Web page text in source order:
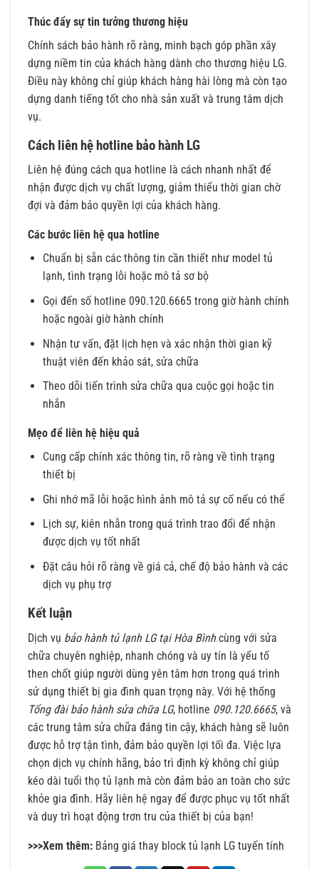
Thúc đẩy sự tin tưởng thương hiệu
Chính sách bảo hành rõ ràng, minh bạch góp phần xây
dựng niềm tin của khách hàng dành cho thương hiệu LG.
Điều này không chỉ giúp khách hàng hài lòng mà còn tạo
dựng danh tiếng tốt cho nhà sản xuất và trung tâm dịch
vụ.
Cách liên hệ hotline bảo hành LG
Liên hệ đúng cách qua hotline là cách nhanh nhất để
nhận được dịch vụ chất lượng, giảm thiểu thời gian chờ
đợi và đảm bảo quyền lợi của khách hàng.
Các bước liên hệ qua hotline
Chuẩn bị sẵn các thông tin cần thiết như model tủ
lạnh, tình trạng lỗi hoặc mô tả sơ bộ
Gọi đến số hotline 090.120.6665 trong giờ hành chính
hoặc ngoài giờ hành chính
Nhận tư vấn, đặt lịch hẹn và xác nhận thời gian kỹ
thuật viên đến khảo sát, sửa chữa
Theo dõi tiến trình sửa chữa qua cuộc gọi hoặc tin
nhắn
Mẹo để liên hệ hiệu quả
Cung cấp chính xác thông tin, rõ ràng về tình trạng
thiết bị
Ghi nhớ mã lỗi hoặc hình ảnh mô tả sự cố nếu có thể
Lịch sự, kiên nhẫn trong quá trình trao đổi để nhận
được dịch vụ tốt nhất
Đặt câu hỏi rõ ràng về giá cả, chế độ bảo hành và các
dịch vụ phụ trợ
Kết luận
Dịch vụ bảo hành tủ lạnh LG tại Hòa Bìnhcùng với sửa
chữa chuyên nghiệp, nhanh chóng và uy tín là yếu tố
then chốt giúp người dùng yên tâm hơn trong quá trình
sử dụng thiết bị gia đình quan trọng này. Với hệ thống
Tổng đài bảo hành sửa chữa LG, hotline 090.120.6665, và
các trung tâm sửa chữa đáng tin cậy, khách hàng sẽ luôn
được hỗ trợ tận tình, đảm bảo quyền lợi tối đa. Việc lựa
chọn dịch vụ chính hãng, bảo trì định kỳ không chỉ giúp
kéo dài tuổi thọ tủ lạnh mà còn đảm bảo an toàn cho sức
khỏe gia đình. Hãy liên hệ ngay để được phục vụ tốt nhất
và duy trì hoạt động trơn tru của thiết bị của bạn!
>>>Xem thêm: Bảng giá thay block tủ lạnh LG tuyến tính